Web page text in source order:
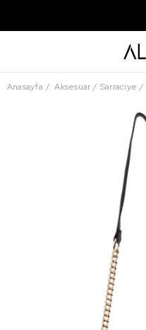
Anasayfa Aksesuar Sarraciye